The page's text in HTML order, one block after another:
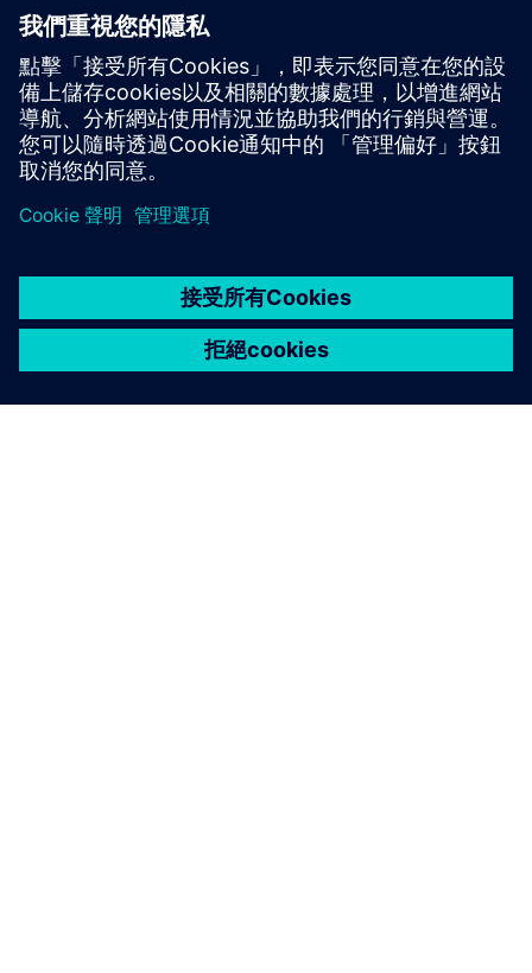
our FPGA design service for the Siemens TM FAST for your
S7-1500, S7-1200 or custom application. We deliver the
custom FPGA logic, so you can focus on your core solution.
Usi...
深入了解